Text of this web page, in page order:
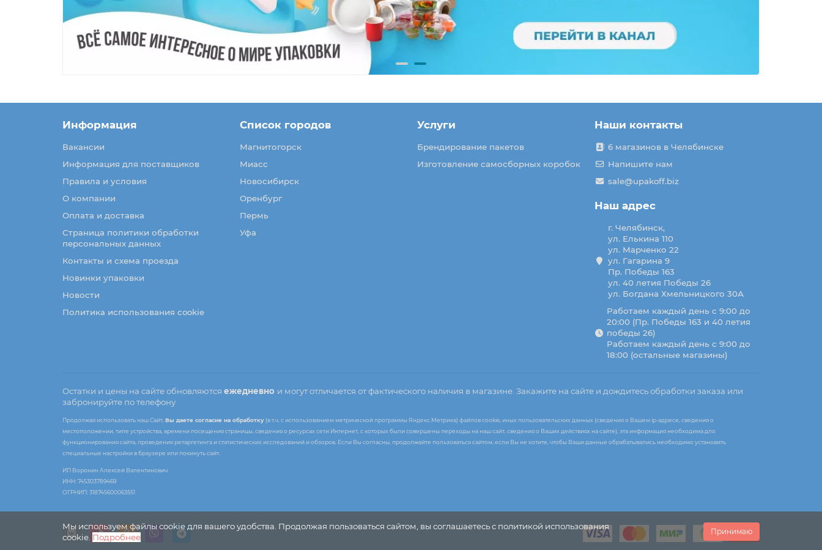
Мы используем файлы cookie для вашего удобства. Продолжая пользоваться сайтом, вы соглашаетесь с политикой использования
cookie. Подробнее
Принимаю
Информация
Вакансии
Информация для поставщиков
Правила и условия
О компании
Оплата и доставка
Страница политики обработки
персональных данных
Контакты и схема проезда
Новинки упаковки
Новости
Политика использования cookie
Список городов
Магнитогорск
Миасс
Новосибирск
Оренбург
Пермь
Уфа
Услуги
Брендирование пакетов
Изготовление самосборных коробок
Наши контакты
6 магазинов в Челябинске
Напишите нам
sale@upakoff.biz
Наш адрес
г. Челябинск,
ул. Елькина 110
ул. Марченко 22
ул. Гагарина 9
Пр. Победы 163
ул. 40 летия Победы 26
ул. Богдана Хмельницкого 30А
Работаем каждый день с 9:00 до
20:00 (Пр. Победы 163 и 40 летия
победы 26)
Работаем каждый день с 9:00 до
18:00 (остальные магазины)
Остатки и цены на сайте обновляются ежедневно и могут отличается от фактического наличия в магазине. Закажите на сайте и дождитесь обработки заказа или
забронируйте по телефону
Продолжая использовать наш Сайт,Вы даете согласие на обработку (в т.ч. с использованием метрической программы Яндекс.Метрика) файлов cookie, иных пользовательских данных (сведения о Вашем ip-адресе, сведения о
местоположении, типе устройства, времени посещения страницы, сведения о ресурсах сети Интернет, с которых были совершены переходы на наш сайт, сведения о Ваших действиях на сайте), эта информация необходима для
функционирования сайта, проведения ретаргетинга и статистических исследований и обзоров. Если Вы согласны, продолжайте пользоваться сайтом, если Вы не хотите, чтобы Ваши данные обрабатывались необходимо установить
специальные настройки в браузере или покинуть сайт.
ИП Воронин Алексей Валентинович
ИНН: 745303789469
ОГРНИП: 318745600063551